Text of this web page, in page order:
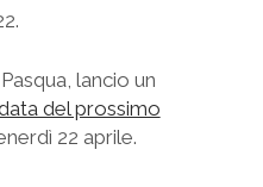
lancio un
del prossimo
22 aprile.